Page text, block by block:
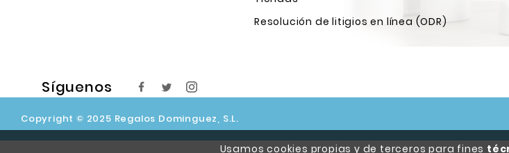
Usamos cookies propias y de terceros para fines
Resolución de litigios en línea (ODR)
Síguenos
Copyright © 2025 Regalos Dominguez, S.L.